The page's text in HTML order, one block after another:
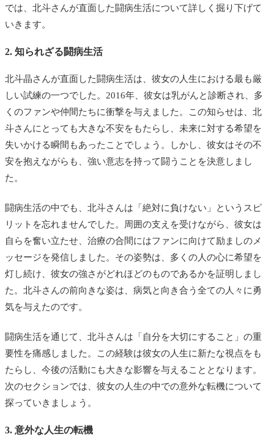
では、北斗さんが直面した闘病生活について詳しく掘り下げて
いきます。
2. 知られざる闘病生活
北斗晶さんが直面した闘病生活は、彼女の人生における最も厳
しい試練の一つでした。2016年、彼女は乳がんと診断され、多
くのファンや仲間たちに衝撃を与えました。この知らせは、北
斗さんにとっても大きな不安をもたらし、未来に対する希望を
失いかける瞬間もあったことでしょう。しかし、彼女はその不
安を抱えながらも、強い意志を持って闘うことを決意しまし
た。
闘病生活の中でも、北斗さんは「絶対に負けない」というスピ
リットを忘れませんでした。周囲の支えを受けながら、彼女は
自らを奮い立たせ、治療の合間にはファンに向けて励ましのメ
ッセージを発信しました。その姿勢は、多くの人の心に希望を
灯し続け、彼女の強さがどれほどのものであるかを証明しまし
た。北斗さんの前向きな姿は、病気と向き合う全ての人々に勇
気を与えたのです。
闘病生活を通じて、北斗さんは「自分を大切にすること」の重
要性を痛感しました。この経験は彼女の人生に新たな視点をも
たらし、今後の活動にも大きな影響を与えることとなります。
次のセクションでは、彼女の人生の中での意外な転機について
探っていきましょう。
3. 意外な人生の転機